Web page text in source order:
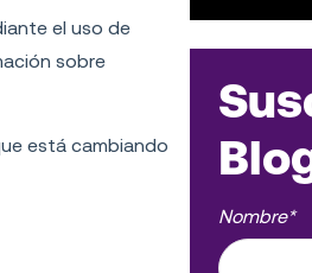
el uso de
sobre
está cambiando
Nombre*